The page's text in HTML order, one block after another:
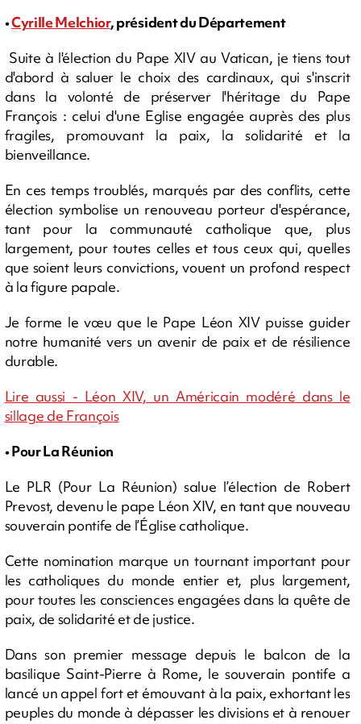
•Cyrille Melchior, président du Département
Suite à l'élection du Pape XIV au Vatican, je tiens tout
d'abord à saluer le choix des cardinaux, qui s'inscrit
dans la volonté de préserver l'héritage du Pape
François : celui d'une Eglise engagée auprès des plus
fragiles, promouvant la paix, la solidarité et la
bienveillance.
En ces temps troublés, marqués par des conflits, cette
élection symbolise un renouveau porteur d'espérance,
tant pour la communauté catholique que, plus
largement, pour toutes celles et tous ceux qui, quelles
que soient leurs convictions, vouent un profond respect
à la figure papale.
Je forme le vœu que le Pape Léon XIV puisse guider
notre humanité vers un avenir de paix et de résilience
durable.
Lire aussi - Léon XIV, un Américain modéré dans le
sillage de François
• Pour La Réunion
Le PLR (Pour La Réunion) salue l’élection de Robert
Prevost, devenu le pape Léon XIV, en tant que nouveau
souverain pontife de l’Église catholique.
Cette nomination marque un tournant important pour
les catholiques du monde entier et, plus largement,
pour toutes les consciences engagées dans la quête de
paix, de solidarité et de justice.
Dans son premier message depuis le balcon de la
basilique Saint-Pierre à Rome, le souverain pontife a
lancé un appel fort et émouvant à la paix, exhortant les
peuples du monde à dépasser les divisions et à renouer